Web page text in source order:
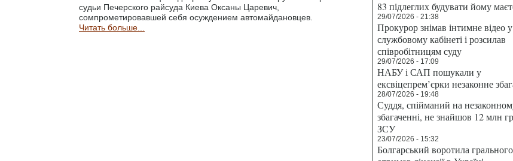
судьи Печерского райсуда Киева Оксаны Царевич,
сомпрометировавшей себя осуждением автомайдановцев.
Читать больше...
83 підлеглих будувати йому
29/07/2026 - 21:38
Прокурор знімав інтимне відео у
службовому кабінеті і розсилав
співробітницям суду
29/07/2026 - 17:09
НАБУ і САП пошукали у
ексвіцепрем’єрки незаконне
28/07/2026 - 19:48
Суддя, спійманий на
збагаченні, не знайшов 12 млн
ЗСУ
23/07/2026 - 15:32
Болгарський воротила